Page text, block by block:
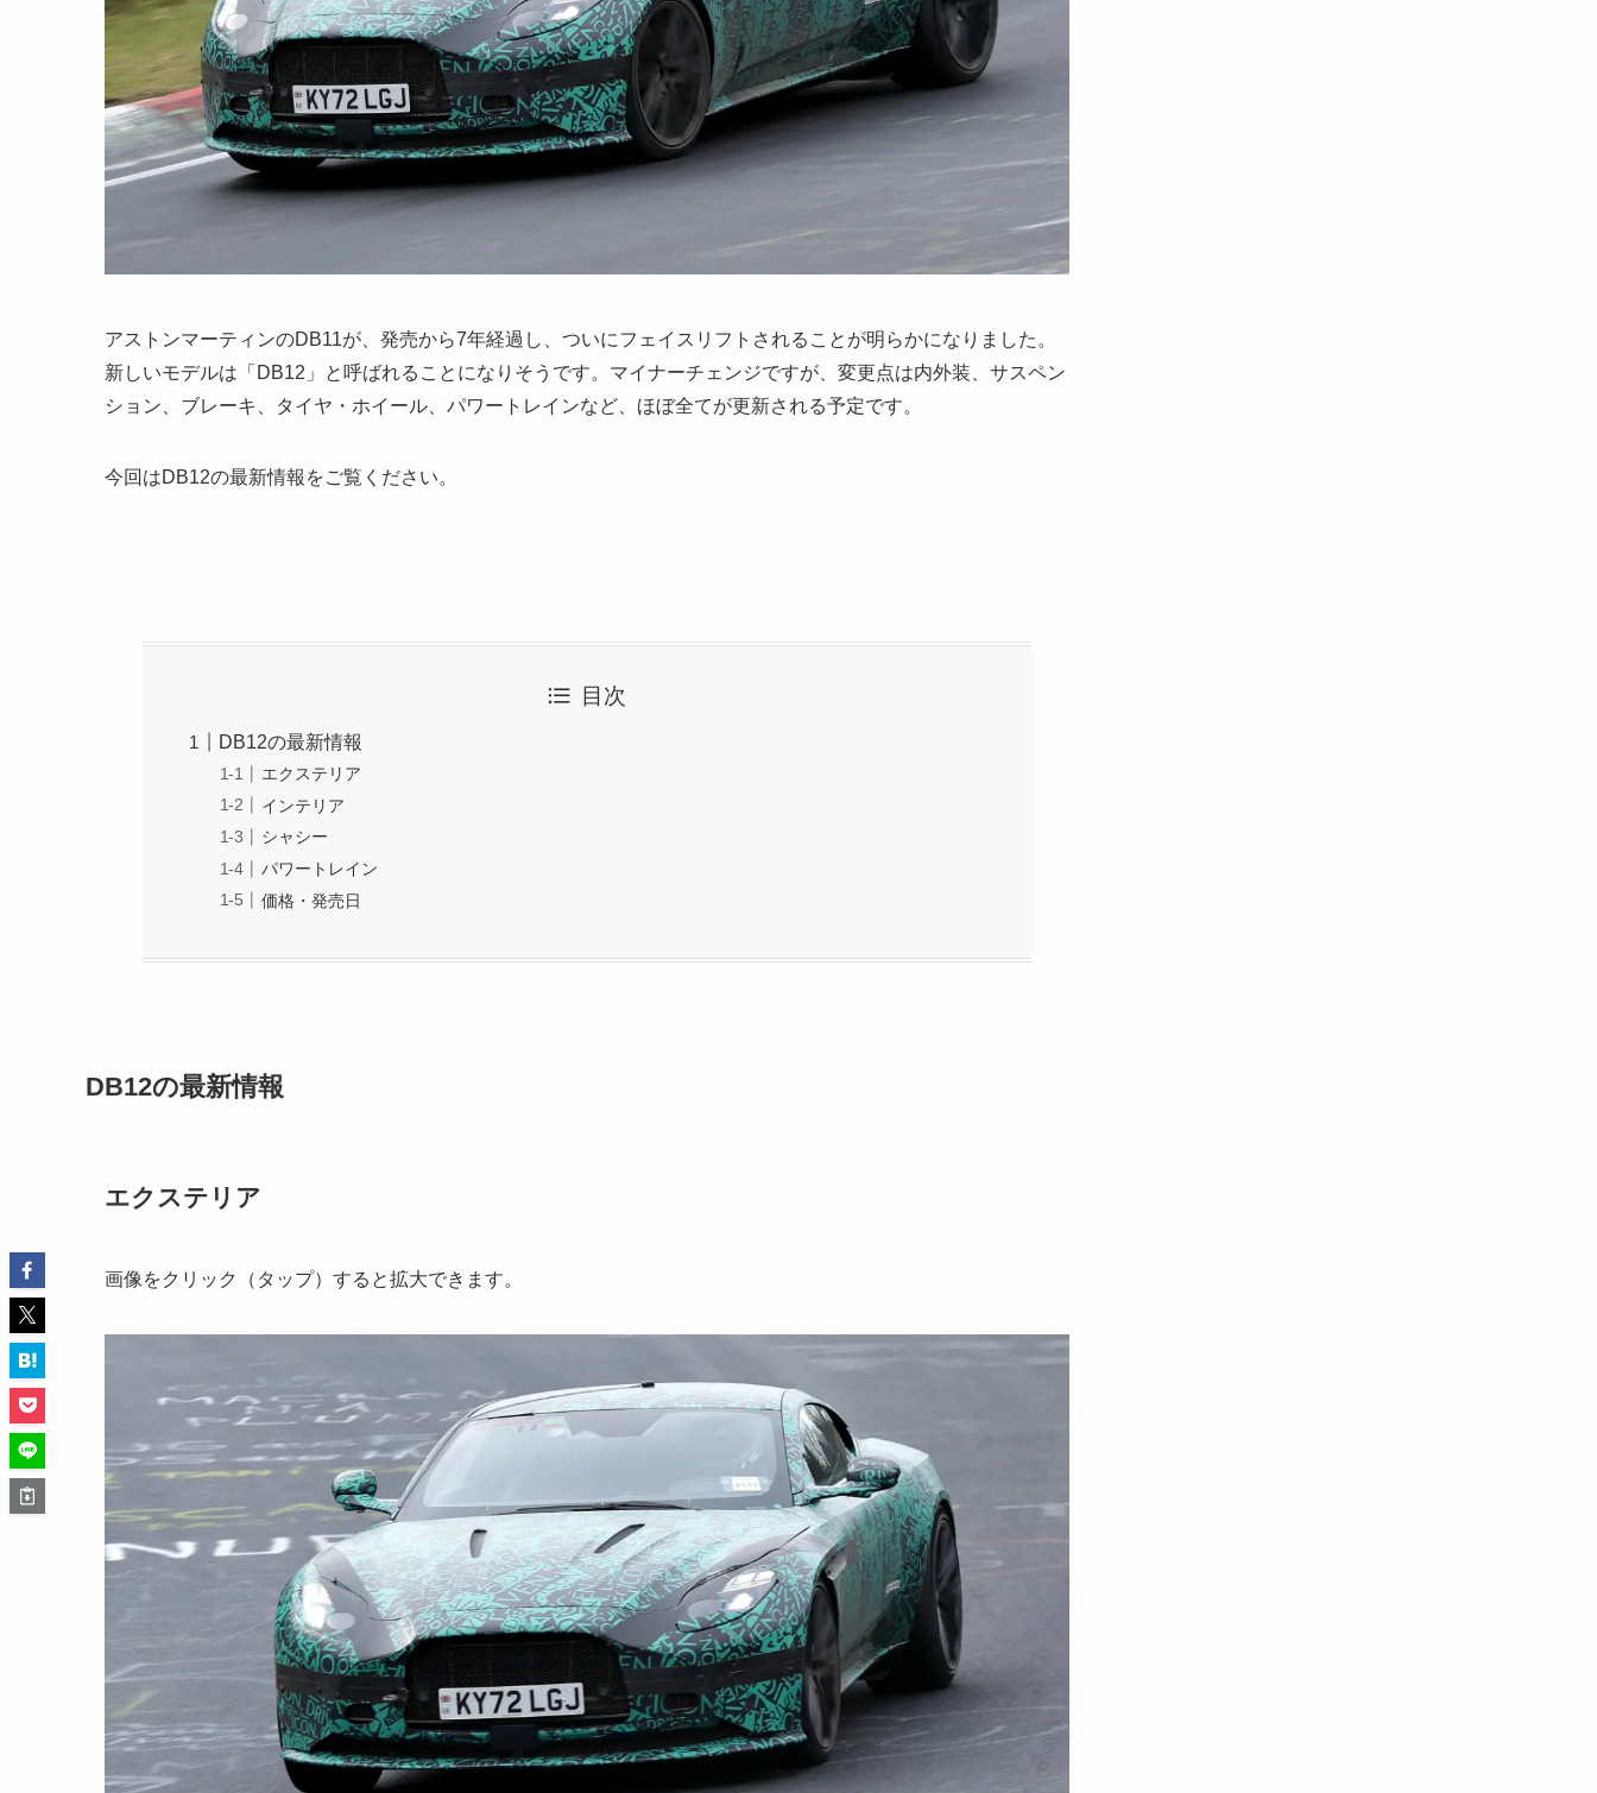
アストンマーティンのDB11が、発売から7年経過し、ついにフェイスリフトされることが明らかになりました。
新しいモデルは「DB12」と呼ばれることになりそうです。マイナーチェンジですが、変更点は内外装、サスペン
ション、ブレーキ、タイヤ・ホイール、パワートレインなど、ほぼ全てが更新される予定です。
今回はDB12の最新情報をご覧ください。
目次
DB12の最新情報
エクステリア
インテリア
シャシー
パワートレイン
価格・発売日
DB12の最新情報
エクステリア
画像をクリック（タップ）すると拡大できます。